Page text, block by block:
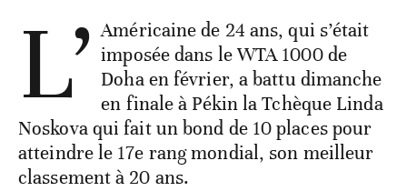
L’ Américaine de 24 ans, qui s’était
imposée dans le WTA 1000 de
Doha en février, a battu dimanche
en finale à Pékin la Tchèque Linda
Noskova qui fait un bond de 10 places pour
atteindre le 17e rang mondial, son meilleur
classement à 20 ans.